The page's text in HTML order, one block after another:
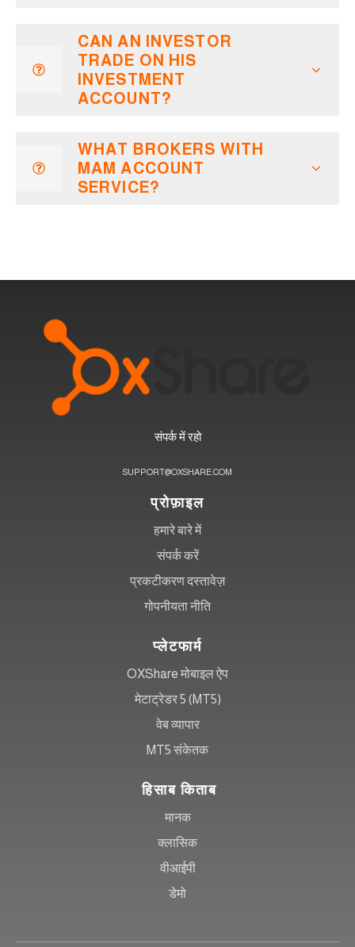
CAN AN INVESTOR
TRADE ON HIS
INVESTMENT
ACCOUNT?
WHAT BROKERS WITH
MAM ACCOUNT
SERVICE?
संपर्क में रहो
SUPPORT@OXSHARE.COM
प्रोफ़ाइल
हमारे बारे में
संपर्क करें
प्रकटीकरण दस्तावेज़
गोपनीयता नीति
प्लेटफार्म
OXShare मोबाइल ऐप
मेटाट्रेडर 5 (MT5)
वेब व्यापार
MT5 संकेतक
हिसाब किताब
मानक
क्लासिक
वीआईपी
डेमो